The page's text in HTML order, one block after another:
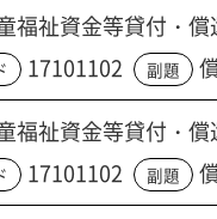
祉資金等貸付・償
17101102 副題
祉資金等貸付・償
17101102 副題